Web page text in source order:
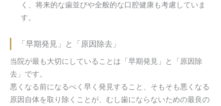
く、将来的な歯並びや全般的な口腔健康も考慮していま
す。
「早期発見」と「原因除去」
当院が最も大切にしていることは「早期発見」と「原因除
去」です。
悪くなる前になるべく早く発見すること、そもそも悪くなる
原因自体を取り除くことが、むし歯にならないための最良の